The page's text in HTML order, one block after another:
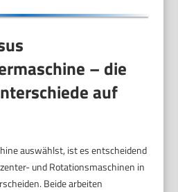
– die
auf
auswählst, ist es entscheidend
und Rotationsmaschinen in
Beide arbeiten